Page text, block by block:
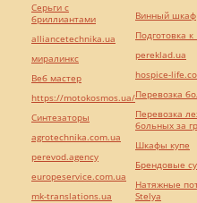
Серьги с
бриллиантами
alliancetechnika.ua
миралинкс
Веб мастер
https://motokosmos.ua/
Синтезаторы
agrotechnika.com.ua
perevod.agency
europeservice.com.ua
mk-translations.ua
Винный шкаф
Подготовка
pereklad.ua
hospice-
Перевозка
Перевозка
больных за
Шкафы купе
Брендовые
Натяжные
Stelya